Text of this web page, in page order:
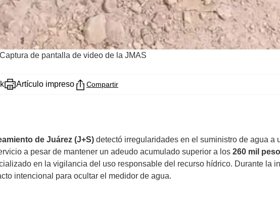
de pantalla de video de la JMAS
Artículo impreso Compartir
de Juárez (J+S) detectó irregularidades en el suministro de agua a
a pesar de mantener un adeudo acumulado superior a los 260 mil
en la vigilancia del uso responsable del recurso hídrico. Durante la
intencional para ocultar el medidor de agua.